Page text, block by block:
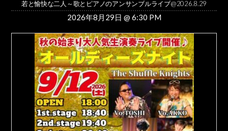
若と愉快な二人～歌とピアノのアンサンブルライブ@2026.8.29
2026年8月29日 @ 6:30 PM